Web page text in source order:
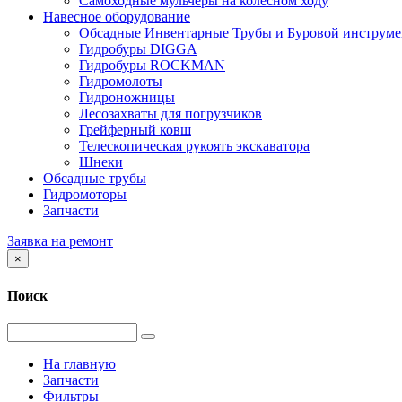
Навесное оборудование
Обсадные Инвентарные Трубы и Буровой
Гидробуры DIGGA
Гидробуры ROCKMAN
Гидромолоты
Гидроножницы
Лесозахваты для погрузчиков
Грейферный ковш
Телескопическая рукоять экскаватора
Шнеки
Обсадные трубы
Гидромоторы
Запчасти
Заявка на ремонт
×
Поиск
На главную
Запчасти
Фильтры